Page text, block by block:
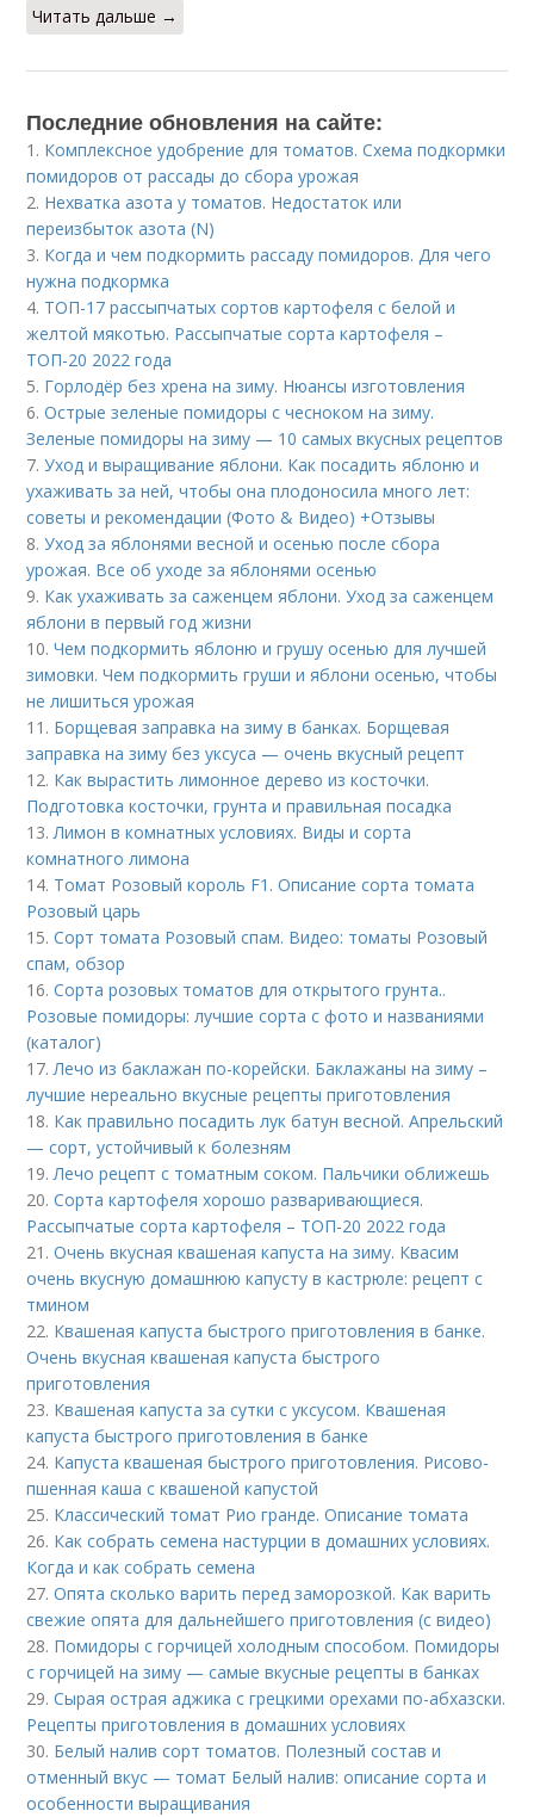
Читать дальше →
Последние обновления на сайте:
1. Комплексное удобрение для томатов. Схема подкормки
помидоров от рассады до сбора урожая
2. Нехватка азота у томатов. Недостаток или
переизбыток азота (N)
3. Когда и чем подкормить рассаду помидоров. Для чего
нужна подкормка
4. ТОП-17 рассыпчатых сортов картофеля с белой и
желтой мякотью. Рассыпчатые сорта картофеля –
ТОП-20 2022 года
5. Горлодёр без хрена на зиму. Нюансы изготовления
6.Острые зеленые помидоры с чесноком на зиму.
Зеленые помидоры на зиму — 10 самых вкусных рецептов
7.Уход и выращивание яблони. Как посадить яблоню и
ухаживать за ней, чтобы она плодоносила много лет:
советы и рекомендации (Фото & Видео) +Отзывы
8.Уход за яблонями весной и осенью после сбора
урожая. Все об уходе за яблонями осенью
9. Как ухаживать за саженцем яблони. Уход за саженцем
яблони в первый год жизни
10.Чем подкормить яблоню и грушу осенью для лучшей
зимовки. Чем подкормить груши и яблони осенью, чтобы
не лишиться урожая
11. Борщевая заправка на зиму в банках. Борщевая
заправка на зиму без уксуса — очень вкусный рецепт
12. Как вырастить лимонное дерево из косточки.
Подготовка косточки, грунта и правильная посадка
13.Лимон в комнатных условиях. Виды и сорта
комнатного лимона
14. Томат Розовый король F1. Описание сорта томата
Розовый царь
15.Сорт томата Розовый спам. Видео: томаты Розовый
спам, обзор
16.Сорта розовых томатов для открытого грунта..
Розовые помидоры: лучшие сорта с фото и названиями
(каталог)
17.Лечо из баклажан по-корейски. Баклажаны на зиму –
лучшие нереально вкусные рецепты приготовления
18. Как правильно посадить лук батун весной. Апрельский
— сорт, устойчивый к болезням
19.Лечо рецепт с томатным соком. Пальчики оближешь
20.Сорта картофеля хорошо разваривающиеся.
Рассыпчатые сорта картофеля – ТОП-20 2022 года
21.Очень вкусная квашеная капуста на зиму. Квасим
очень вкусную домашнюю капусту в кастрюле: рецепт с
тмином
22. Квашеная капуста быстрого приготовления в банке.
Очень вкусная квашеная капуста быстрого
приготовления
23. Квашеная капуста за сутки с уксусом. Квашеная
капуста быстрого приготовления в банке
24. Капуста квашеная быстрого приготовления. Рисово-
пшенная каша с квашеной капустой
25. Классический томат Рио гранде. Описание томата
26. Как собрать семена настурции в домашних условиях.
Когда и как собрать семена
27.Опята сколько варить перед заморозкой. Как варить
свежие опята для дальнейшего приготовления (с видео)
28. Помидоры с горчицей холодным способом. Помидоры
с горчицей на зиму — самые вкусные рецепты в банках
29.Сырая острая аджика с грецкими орехами по-абхазски.
Рецепты приготовления в домашних условиях
30. Белый налив сорт томатов. Полезный состав и
отменный вкус — томат Белый налив: описание сорта и
особенности выращивания